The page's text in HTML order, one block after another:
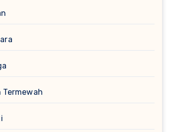
Termewah